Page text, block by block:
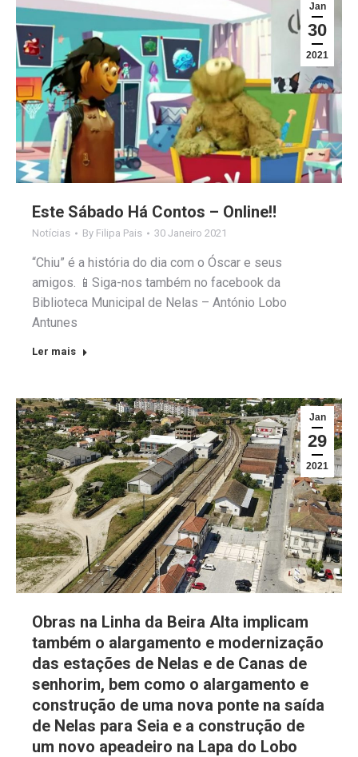
Jan
30
2021
Este Sábado Há Contos – Online‼
Notícias By Filipa Pais 30 Janeiro 2021
“Chiu” é a história do dia com o Óscar e seus
amigos. 📱Siga-nos também no facebook da
Biblioteca Municipal de Nelas – António Lobo
Antunes
Ler mais
Jan
29
2021
Obras na Linha da Beira Alta implicam
também o alargamento e modernização
das estações de Nelas e de Canas de
senhorim, bem como o alargamento e
construção de uma nova ponte na saída
de Nelas para Seia e a construção de
um novo apeadeiro na Lapa do Lobo